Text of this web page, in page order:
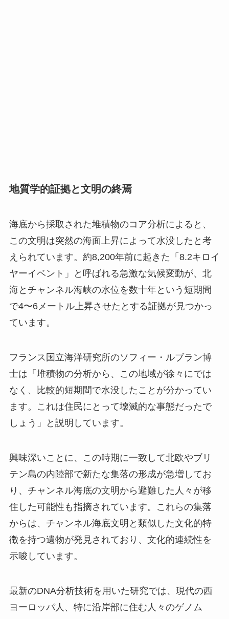
地質学的証拠と文明の終焉
海底から採取された堆積物のコア分析によると、
この文明は突然の海面上昇によって水没したと考
えられています。約8,200年前に起きた「8.2キロイ
ヤーイベント」と呼ばれる急激な気候変動が、北
海とチャンネル海峡の水位を数十年という短期間
で4〜6メートル上昇させたとする証拠が見つかっ
ています。
フランス国立海洋研究所のソフィー・ルブラン博
士は「堆積物の分析から、この地域が徐々にでは
なく、比較的短期間で水没したことが分かってい
ます。これは住民にとって壊滅的な事態だったで
しょう」と説明しています。
興味深いことに、この時期に一致して北欧やブリ
テン島の内陸部で新たな集落の形成が急増してお
り、チャンネル海底の文明から避難した人々が移
住した可能性も指摘されています。これらの集落
からは、チャンネル海底文明と類似した文化的特
徴を持つ遺物が発見されており、文化的連続性を
示唆しています。
最新のDNA分析技術を用いた研究では、現代の西
ヨーロッパ人、特に沿岸部に住む人々のゲノム